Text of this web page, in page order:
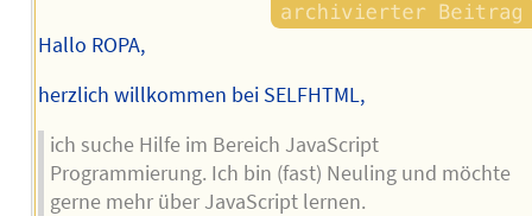
Hallo ROPA,
herzlich willkommen bei SELFHTML,
ich suche Hilfe im Bereich JavaScript
Programmierung. Ich bin (fast) Neuling und möchte
gerne mehr über JavaScript lernen.